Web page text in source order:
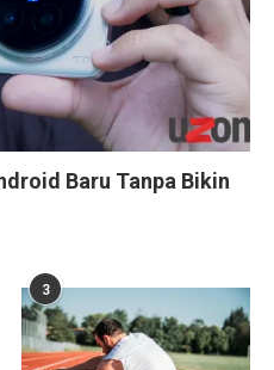
Baru Tanpa Bikin
3